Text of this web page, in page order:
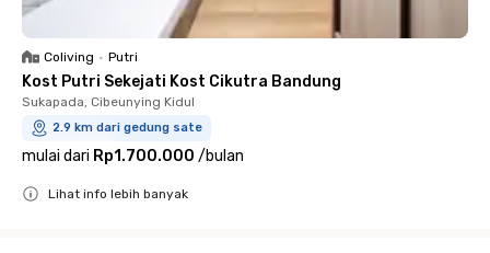
Coliving • Putri
Kost Putri Sekejati Kost Cikutra Bandung
Sukapada, Cibeunying Kidul
2.9 km dari gedung sate
mulai dari Rp1.700.000 /bulan
Lihat info lebih banyak